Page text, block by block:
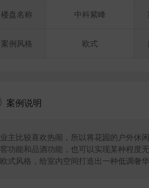
楼盘名称
案例风格
中科紫峰
欧式
案例说明
业主比较喜欢热闹，所以将花园的户外休
窖功能和品酒功能，也可以实现某种程度
欧式风格，给室内空间打造出一种低调奢